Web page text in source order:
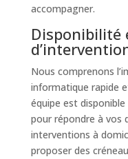
accompagner.
Disponibilité
Nous comprenons
informatique rapide
équipe est
pour répondre à vos
interventions à
proposer des